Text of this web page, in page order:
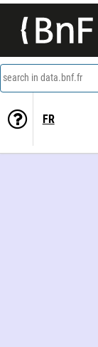
search in data.bnf.fr
FR